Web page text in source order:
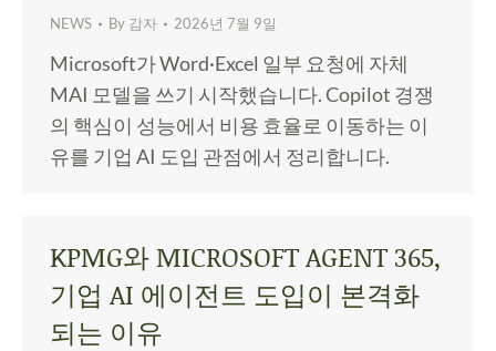
NEWS By 감자 2026년 7월 9일
Microsoft가 Word·Excel 일부 요청에 자체
MAI 모델을 쓰기 시작했습니다. Copilot 경쟁
의 핵심이 성능에서 비용 효율로 이동하는 이
유를 기업 AI 도입 관점에서 정리합니다.
KPMG와 MICROSOFT AGENT 365,
기업 AI 에이전트 도입이 본격화
되는 이유